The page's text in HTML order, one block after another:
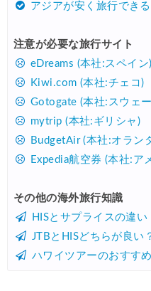
07/27 Trip.com) タイ航空券
07/25 Trip.com) 海外航空券(
07/24 HIS) 海外航空券 3,000
07/23 Trip.com) 海外航空券
07/23 Trip.com) 航空券＋ホ
07/22 JTB) 海外ツアー(20代
07/22 JTB) 海外ツアー(10代
エアトリ) 航空券+ホ
アジアが安く旅行でき
注意が必要な旅行サイト
eDreams (本社:スペイン)
Kiwi.com (本社:チェコ)
Gotogate (本社:スウェ
mytrip (本社:ギリシャ)
BudgetAir (本社:オラン
Expedia航空券 (本社:ア
その他の海外旅行知識
HISとサプライスの違い
JTBとHISどちらが良い
ハワイツアーのおすす